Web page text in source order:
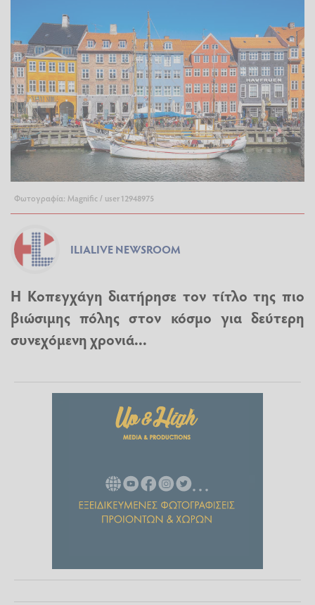
Φωτογραφία: Magnific / user12948975
ILIALIVE NEWSROOM
Η Κοπεγχάγη διατήρησε τον τίτλο της πιο
βιώσιμης πόλης στον κόσμο για δεύτερη
συνεχόμενη χρονιά...